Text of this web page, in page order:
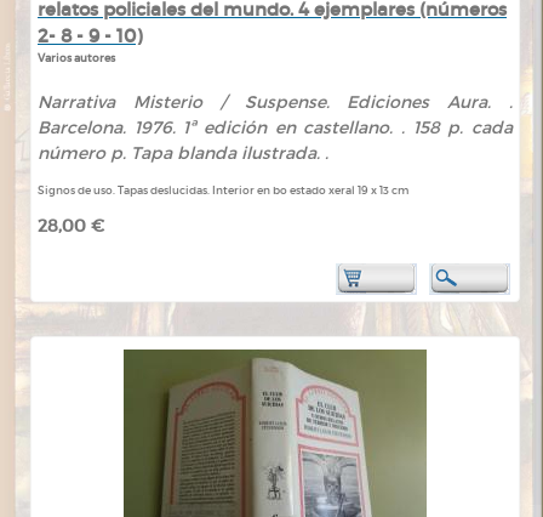
relatos policiales del mundo. 4 ejemplares (números
2- 8 - 9 - 10)
Varios autores
Narrativa Misterio / Suspense. Ediciones Aura. .
Barcelona. 1976. 1ª edición en castellano. . 158 p. cada
número p. Tapa blanda ilustrada. .
Signos de uso. Tapas deslucidas. Interior en bo estado xeral 19 x 13 cm
28,00 €